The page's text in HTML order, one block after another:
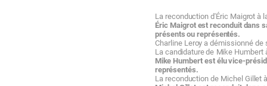
La reconduction d'Éric Maigrot à
Éric Maigrot est reconduit dans
présents oureprésentés.
Charline Leroy adémissionné de
La candidaturede MikeHumbert
Mike Humbertest élu vice-
représentés.
La reconduction de Michel Gillet